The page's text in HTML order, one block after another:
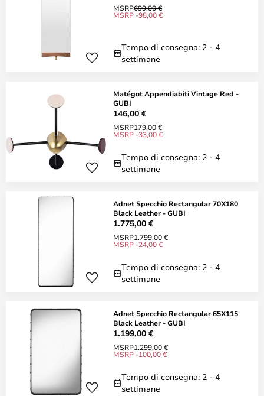
MSRP699,00 €
MSRP -98,00 €
Tempo di consegna: 2 - 4
settimane
Matégot Appendiabiti Vintage Red -
GUBI
146,00 €
MSRP179,00 €
MSRP -33,00 €
Tempo di consegna: 2 - 4
settimane
Adnet Specchio Rectangular 70X180
Black Leather - GUBI
1.775,00 €
MSRP1.799,00 €
MSRP -24,00 €
Tempo di consegna: 2 - 4
settimane
Adnet Specchio Rectangular 65X115
Black Leather - GUBI
1.199,00 €
MSRP1.299,00 €
MSRP -100,00 €
Tempo di consegna: 2 - 4
settimane